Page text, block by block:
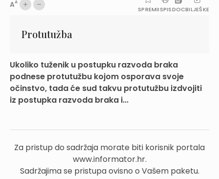
AA
SPREMIISPISDOCBILJEŠKE
Protutužba
Ukoliko tuženik u postupku razvoda braka
podnese protutužbu kojom osporava svoje
očinstvo, tada će sud takvu protutužbu izdvojiti
iz postupka razvoda braka i...
Za pristup do sadržaja morate biti korisnik portala
www.informator.hr.
Sadržajima se pristupa ovisno o Vašem paketu.